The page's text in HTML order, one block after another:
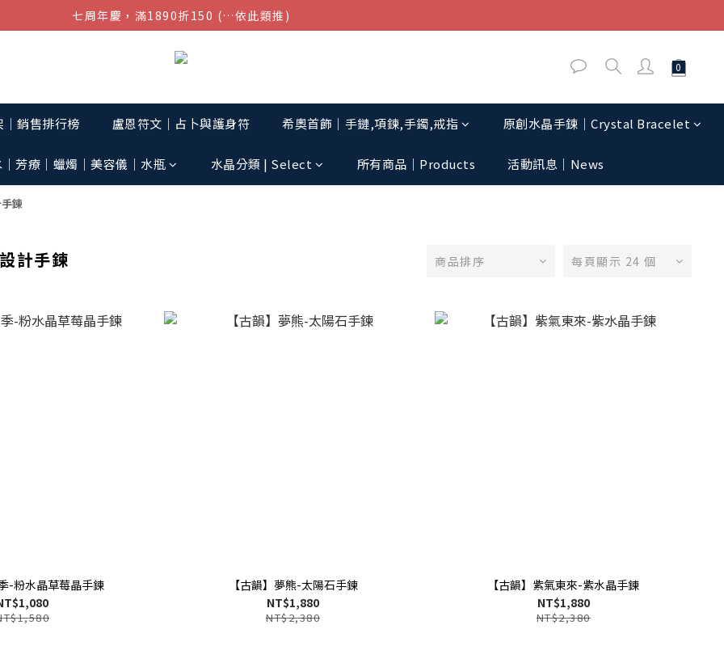
結帳金額滿$1080超取免運
七周年慶，滿1890折150 (…依此類推)
│銷售排行榜 盧恩符文｜占卜與護身符 希奧首飾│手鏈,項鍊,手鐲,戒指 原創水晶手鍊│Crystal Bracelet
│芳療│蠟燭│美容儀│水瓶 水晶分類 | Select 所有商品｜Products 活動訊息│News
鍊
計手鍊 商品排序 每頁顯示 24 個
-粉水晶草莓晶手鍊
【古韻】夢熊-太陽石手鍊
NT$1,880
NT$2,380
【古韻】紫氣東來-紫水晶手鍊
NT$1,880
NT$2,380